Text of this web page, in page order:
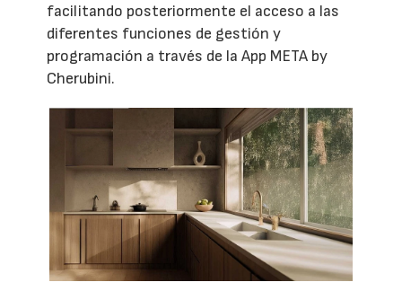
facilitando posteriormente el acceso a las
diferentes funciones de gestión y
programación a través de la App META by
Cherubini.